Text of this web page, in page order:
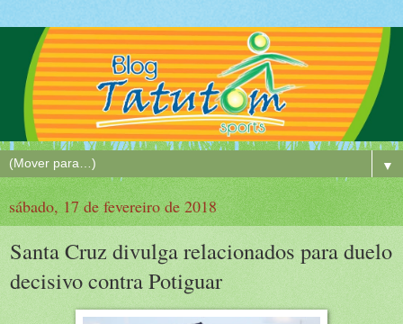
▼
sábado, 17 de fevereiro de 2018
Santa Cruz divulga relacionados para duelo
decisivo contra Potiguar